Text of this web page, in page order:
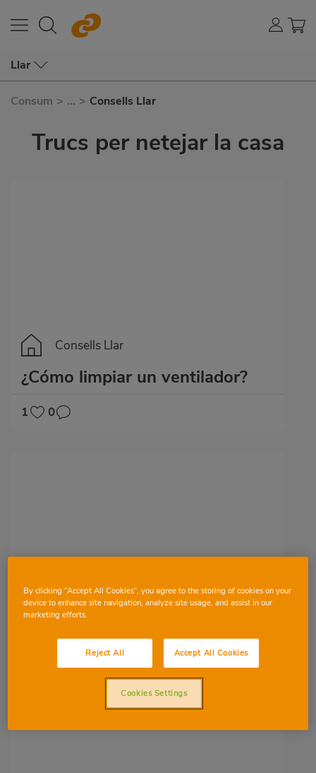
Llar
Consum > ... > Consells Llar
Trucs per netejar la casa
Consells Llar
¿Cómo limpiar un ventilador?
1 0
Consells Llar
Com es netegen els llums?
By clicking “Accept All Cookies”, you agree to the storing of cookies on your
device to enhance site navigation, analyze site usage, and assist in our
marketing efforts.
Reject All Accept All Cookies
Cookies Settings